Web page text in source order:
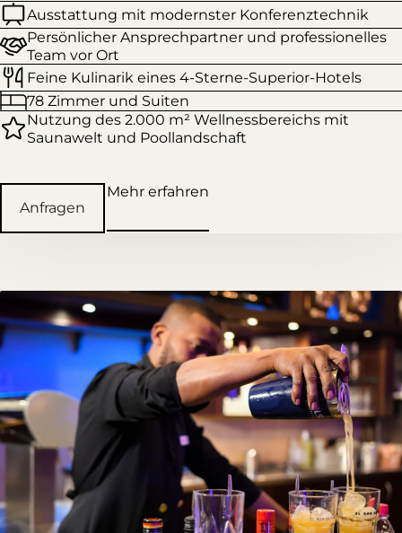
Ausstattung mit modernster Konferenztechnik
Persönlicher Ansprechpartner und professionelles
Team vor Ort
Feine Kulinarik eines 4-Sterne-Superior-Hotels
78 Zimmer und Suiten
Nutzung des 2.000 m² Wellnessbereichs mit
Saunawelt und Poollandschaft
Anfragen
Mehr erfahren